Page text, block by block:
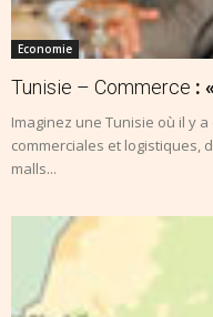
Economie
Tunisie – Commerce :
Imaginez une Tunisie où il y
commerciales et logistiques,
malls...